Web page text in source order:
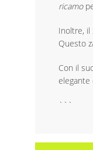
ricamo
Inoltre,
Questo
Con il
elegante
```